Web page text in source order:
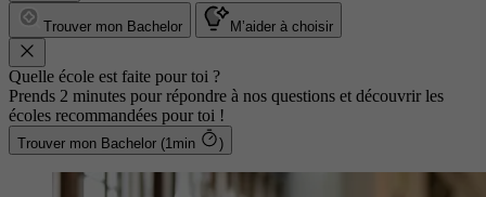
Trouver mon Bachelor M’aider à choisir
Quelle école est faite pour toi ?
Prends 2 minutes pour répondre à nos questions et découvrir les
écoles recommandées pour toi !
Trouver mon Bachelor (1min )